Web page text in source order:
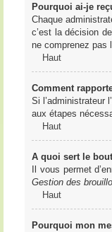
Pourquoi ai-je
Chaque
c’est la décision
ne comprenez pas
Haut
Comment
Si l’administrateur
aux étapes
Haut
A quoi sert le
Il vous permet
Gestion des
Haut
Pourquoi mon